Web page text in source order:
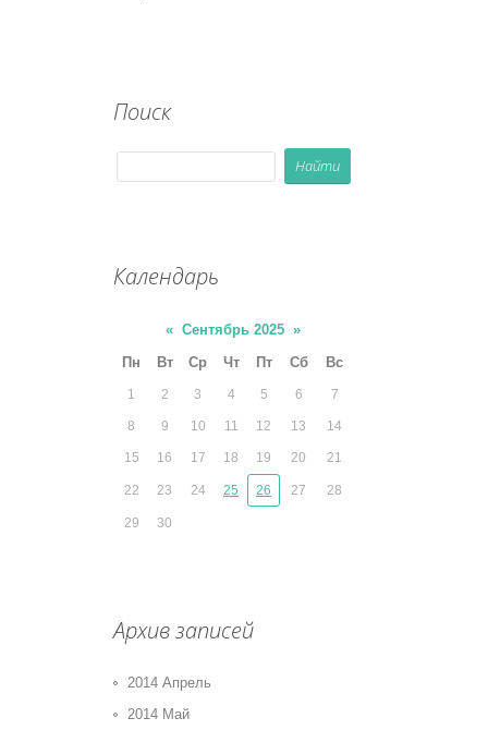
Поиск
Календарь
« Сентябрь 2025 »
Пн
Вт Ср Чт Пт Сб Вс
1 2 3 4 5 6 7
8 9 10 11 12 13 14
15 16 17 18 19 20 21
22 23 24 25 26 27 28
29 30
Архив записей
2014 Апрель
2014 Май